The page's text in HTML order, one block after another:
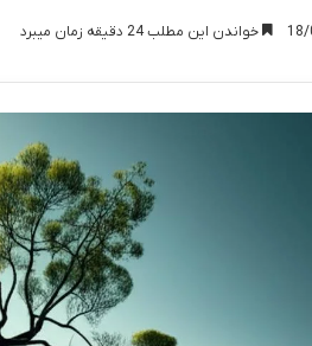
خواندن این مطلب 24 دقیقه زمان میبرد